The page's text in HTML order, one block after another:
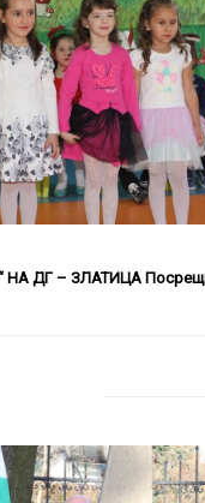
НА ДГ – ЗЛАТИЦА